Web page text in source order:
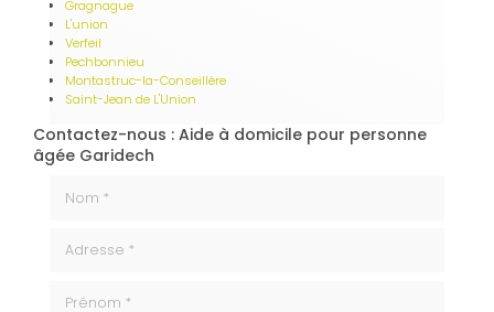
Gragnague
L'union
Verfeil
Pechbonnieu
Montastruc-la-Conseillère
Saint-Jean de L'Union
Contactez-nous : Aide à domicile pour personne
âgée Garidech